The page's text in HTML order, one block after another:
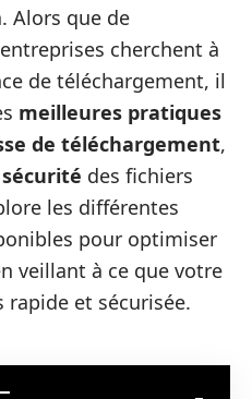
Alors que de
cherchent à
de téléchargement, il
meilleures pratiques
de téléchargement,
sécurité des fichiers
les différentes
pour optimiser
veillant à ce que votre
rapide et sécurisée.